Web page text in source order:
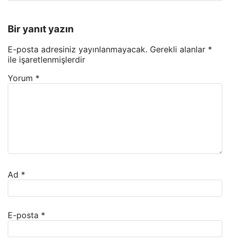
Bir yanıt yazın
E-posta adresiniz yayınlanmayacak. Gerekli alanlar *
ile işaretlenmişlerdir
Yorum *
Ad *
E-posta *